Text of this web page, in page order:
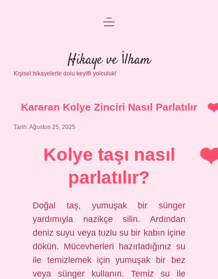
Anasayfa
Gizlilik Politikası
Yasal Uyarı
menüyü
Hikaye ve İlham
Kişisel hikayelerle dolu keyifli yolculuk!
Kararan Kolye Zinciri Nasıl Parlatılır
Tarih: Ağustos 25, 2025
Kolye taşı nasıl
parlatılır?
Doğal taş, yumuşak bir sünger
yardımıyla nazikçe silin. Ardından
deniz suyu veya tuzlu su bir kabın içine
dökün. Mücevherleri hazırladığınız su
ile temizlemek için yumuşak bir bez
veya sünger kullanın. Temiz su ile